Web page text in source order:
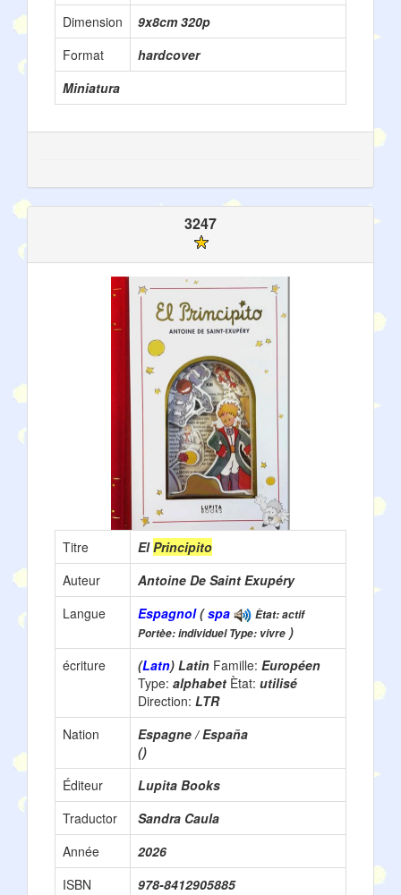
Dimension
9x8cm 320p
Format
hardcover
Miniatura
3247
Titre ElPrincipito
Auteur
Antoine De Saint Exupéry
Langue
Espagnol(spa
Ètat: actif
Portèe: individuel Type: vivre )
écriture
(Latn) Latin Famille: Européen
Type: alphabet Ètat: utilisé
Direction: LTR
Nation
Espagne / España
()
Éditeur
Lupita Books
Traductor
Sandra Caula
Année
2026
ISBN
978-8412905885